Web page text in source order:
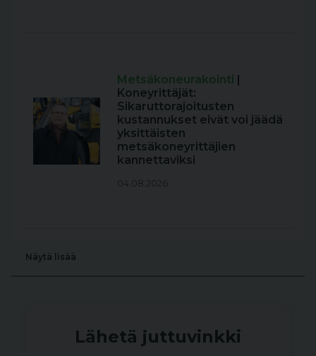
Metsäkoneurakointi
Koneyrittäjät:
Sikaruttorajoitusten
kustannukset eivät voi jäädä
yksittäisten
metsäkoneyrittäjien
kannettaviksi
04.08.2026
Näytä lisää
Lähetä juttuvinkki